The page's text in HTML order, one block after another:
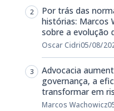
Por trás das
histórias: Marcos
sobre a evolução
Oscar Cidri05/08/
Advocacia
governança, a
transformar em
Marcos Wachowicz